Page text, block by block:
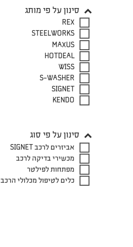
סינון על פי מותג
REX
STEELWORKS
MAXUS
HOTDEAL
WISS
S-WASHER
SIGNET
KENDO
סינון על פי סוג
אביזרים לרכב SIGNET
מכשירי בדיקה לרכב
מפתחות לפילטר
כלים לטיפול מכלולי הרכב